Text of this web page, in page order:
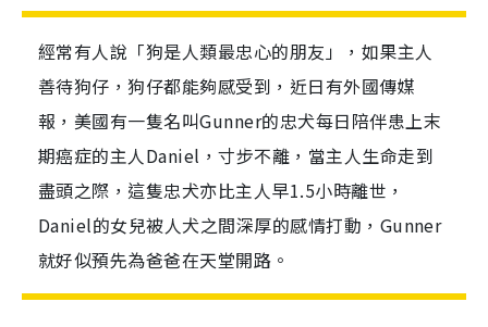
經常有人說「狗是人類最忠心的朋友」，如果主人
善待狗仔，狗仔都能夠感受到，近日有外國傳媒
報，美國有一隻名叫Gunner的忠犬每日陪伴患上末
期癌症的主人Daniel，寸步不離，當主人生命走到
盡頭之際，這隻忠犬亦比主人早1.5小時離世，
Daniel的女兒被人犬之間深厚的感情打動，Gunner
就好似預先為爸爸在天堂開路。